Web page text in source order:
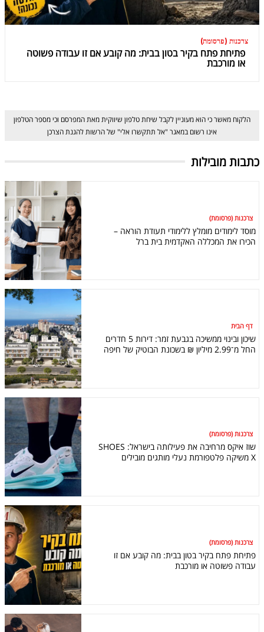
צרכנות (פרסומת)
פתיחת פתח בקיר בטון בבית: מה קובע אם זו עבודה פשוטה
או מורכבת
הלקוח מאשר כי הוא מעוניין לקבל שיחת טלפון שיווקית מאת המפרסם וכי מספר הטלפון
אינו רשום במאגר "אל תתקשרו אלי" של הרשות להגנת הצרכן
כתבות מובילות
צרכנות (פרסומת)
מוסד לימודים מומלץ ללימודי תעודת הוראה –
הכירו את המכללה האקדמית בית ברל
דף הבית
שיכון ובינוי ממשיכה בגבעת זמר: דירות 5 חדרים
החל מ־2.99 מיליון ₪ בשכונת הבוטיק של חיפה
צרכנות (פרסומת)
שוז איקס מרחיבה את פעילותה בישראל: SHOES
X משיקה פלטפורמת נעלי מותגים מובילים
צרכנות (פרסומת)
פתיחת פתח בקיר בטון בבית: מה קובע אם זו
עבודה פשוטה או מורכבת